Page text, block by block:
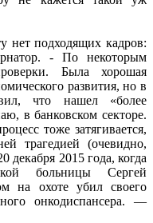
нет подходящих кадров:
- По некоторым
Была хорошая
развития, но в
что нашел «более
в банковском секторе.
тоже затягивается,
трагедией (очевидно,
декабря 2015 года, когда
больницы Сергей
на охоте убил своего
онкодиспансера. —